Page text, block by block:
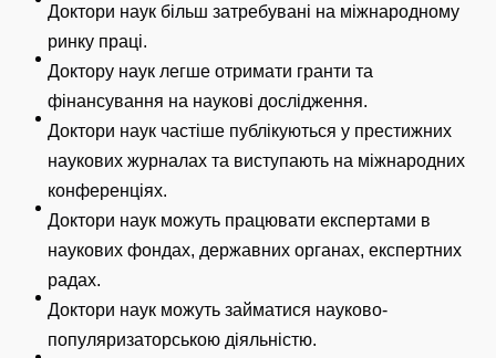
Доктори наук більш затребувані на міжнародному
ринку праці.
Доктору наук легше отримати гранти та
фінансування на наукові дослідження.
Доктори наук частіше публікуються у престижних
наукових журналах та виступають на міжнародних
конференціях.
Доктори наук можуть працювати експертами в
наукових фондах, державних органах, експертних
радах.
Доктори наук можуть займатися науково-
популяризаторською діяльністю.